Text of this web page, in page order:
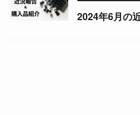
2024年6月の